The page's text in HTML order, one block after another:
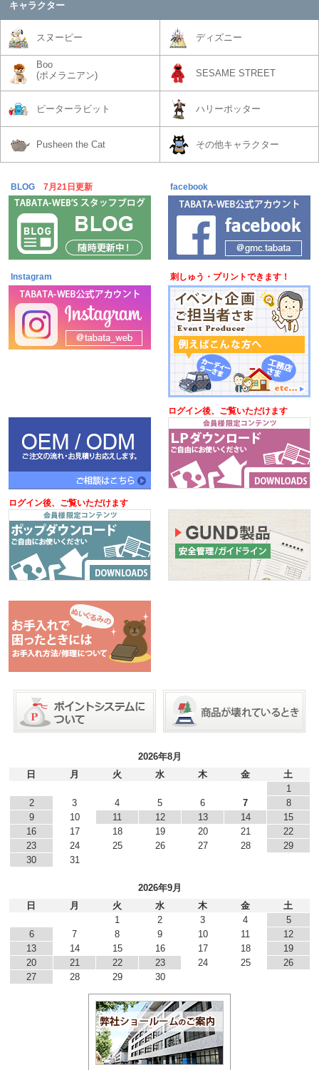
キャラクター
スヌーピー ディズニー
Boo
(ポメラニアン)
SESAME STREET
ピーターラビット ハリーポッター
Pusheen the Cat その他キャラクター
BLOG 7月21日更新 facebook
Instagram 刺しゅう・プリントできます！
ログイン後、ご覧いただけます
ログイン後、ご覧いただけます
2026年8月
日
月 火 水 木 金
土
1
2
3 4 5 6 7
8
9
10 11 12 13 14
15
16
17 18 19 20 21
22
23
24 25 26 27 28
29
30
31
2026年9月
日
月 火 水 木 金
土
1
2 3 4
5
6
7 8 9 10 11
12
13
14 15 16 17 18
19
20
21 22 23 24 25
26
27
28 29 30